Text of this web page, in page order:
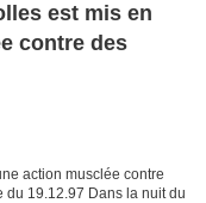
est mis en
contre des
action musclée contre
19.12.97 Dans la nuit du